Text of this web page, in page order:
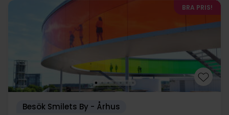
BRA PRIS!
Besök Smilets By - Århus